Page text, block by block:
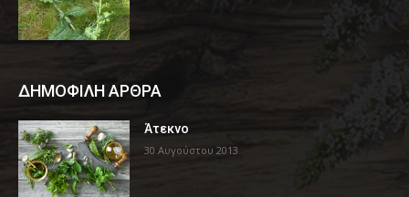
ΔΗΜΟΦΙΛΗ ΑΡΘΡΑ
Άτεκνο
30 Αυγούστου 2013